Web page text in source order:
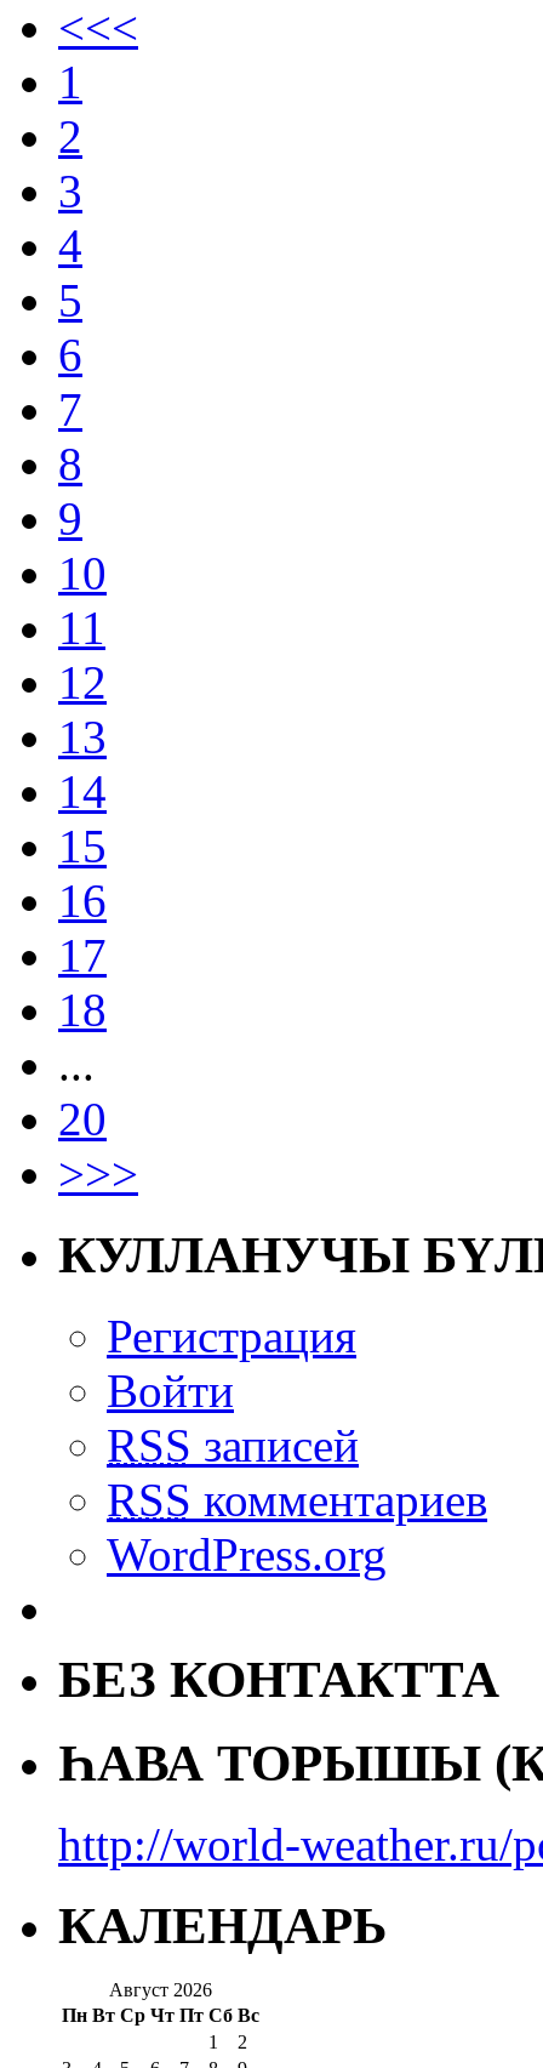
<<<
1
2
3
4
5
6
7
8
9
10
11
12
13
14
15
16
17
18
...
20
>>>
КУЛЛАНУЧЫ
Регистрация
Войти
RSS записей
RSS комментариев
WordPress.org
БЕЗ КОНТАКТТА
ҺАВА ТОРЫШЫ
http://world-weather.ru/
КАЛЕНДАРЬ
Август 2026
Пн Вт Ср Чт Пт Сб Вс
1
2